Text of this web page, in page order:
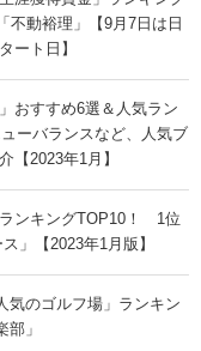
動裕理」【9月7日は日
ート日】
おすすめ6選＆人気ラン
ーバランスなど、人気ブ
【2023年1月】
ランキングTOP10！ 1位
」【2023年1月版】
気のゴルフ場」ランキン
」